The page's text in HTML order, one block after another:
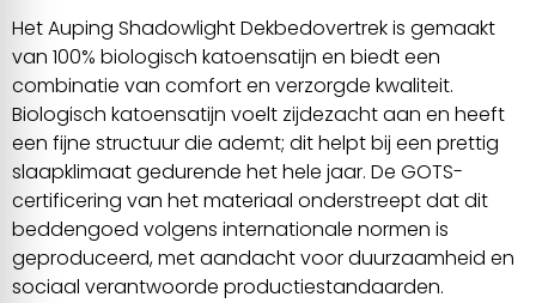
Het Auping Shadowlight Dekbedovertrek is gemaakt
van 100% biologisch katoensatijn en biedt een
combinatie van comfort en verzorgde kwaliteit.
Biologisch katoensatijn voelt zijdezacht aan en heeft
een fijne structuur die ademt; dit helpt bij een prettig
slaapklimaat gedurende het hele jaar. De GOTS-
certificering van het materiaal onderstreept dat dit
beddengoed volgens internationale normen is
geproduceerd, met aandacht voor duurzaamheid en
sociaal verantwoorde productiestandaarden.